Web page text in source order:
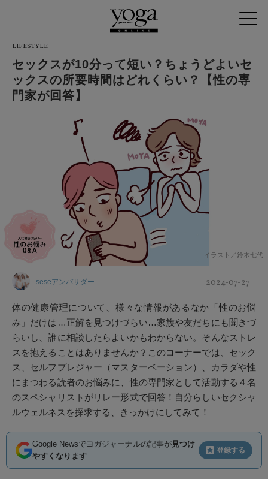
LIFESTYLE
セックスが10分って短い？ちょうどよいセ
ックスの所要時間はどれくらい？【性の専
門家が回答】
イラスト／鈴木七代
seseアンバサダー 2024-07-27
体の健康管理について、様々な情報があるなか「性のお悩
み」だけは…正解を見つけづらい…家族や友だちにも聞きづ
らいし、誰に相談したらよいかもわからない。そんなストレ
スを抱えることはありませんか？このコーナーでは、セック
ス、セルフプレジャー（マスターベーション）、カラダや性
にまつわる読者のお悩みに、性の専門家として活動する４名
のスペシャリストがリレー形式で回答！自分らしいセクシャ
ルウェルネスを探求する、きっかけにしてみて！
Google Newsでヨガジャーナルの記事が見つけ
やすくなります
登録する